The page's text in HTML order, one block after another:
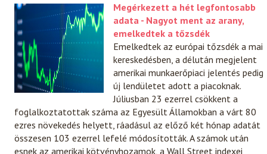
Megérkezett a hét legfontosabb
adata - Nagyot ment az arany,
emelkedtek a tőzsdék
Emelkedtek az európai tőzsdék a mai
kereskedésben, a délután megjelent
amerikai munkaerőpiaci jelentés pedig
új lendületet adott a piacoknak.
Júliusban 23 ezerrel csökkent a
foglalkoztatottak száma az Egyesült Államokban a várt 80
ezres növekedés helyett, ráadásul az előző két hónap adatát
összesen 103 ezerrel lefelé módosították. A számok után
esnek az amerikai kötvényhozamok, a Wall Street indexei